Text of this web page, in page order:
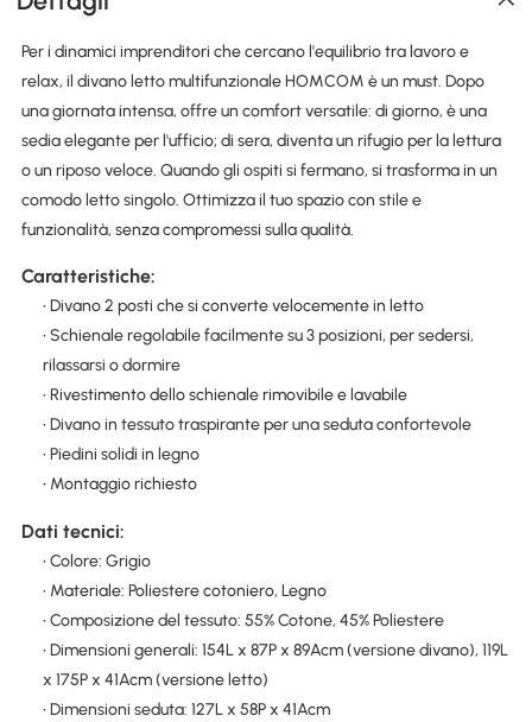
Per i dinamici imprenditori che cercano l'equilibrio tra lavoro e
relax, il divano letto multifunzionale HOMCOM è un must. Dopo
una giornata intensa, offre un comfort versatile: di giorno, è una
sedia elegante per l'ufficio; di sera, diventa un rifugio per la lettura
o un riposo veloce. Quando gli ospiti si fermano, si trasforma in un
comodo letto singolo. Ottimizza il tuo spazio con stile e
funzionalità, senza compromessi sulla qualità.
Caratteristiche:
• Divano 2 posti che si converte velocemente in letto
• Schienale regolabile facilmente su 3 posizioni, per sedersi,
rilassarsi o dormire
• Rivestimento dello schienale rimovibile e lavabile
• Divano in tessuto traspirante per una seduta confortevole
• Piedini solidi in legno
• Montaggio richiesto
Dati tecnici:
• Colore: Grigio
• Materiale: Poliestere cotoniero, Legno
• Composizione del tessuto: 55% Cotone, 45% Poliestere
• Dimensioni generali: 154L x 87P x 89Acm (versione divano), 119L
x 175P x 41Acm (versione letto)
• Dimensioni seduta: 127L x 58P x 41Acm